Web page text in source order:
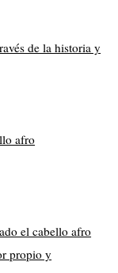
de la historia y
afro
el cabello afro
propio y